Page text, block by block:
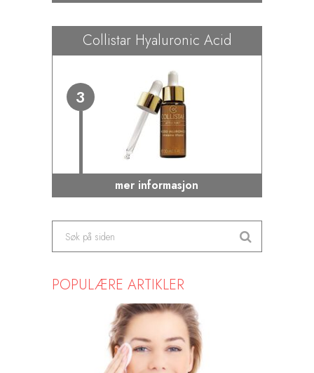
Collistar Hyaluronic Acid
3
mer informasjon
POPULÆRE ARTIKLER